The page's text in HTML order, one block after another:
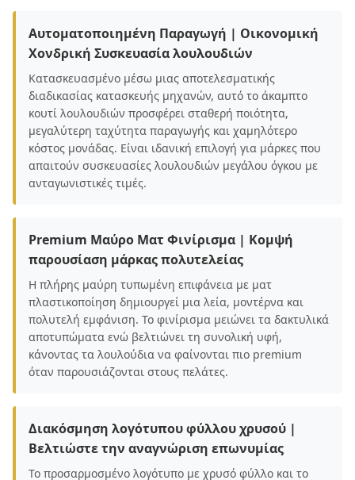
Αυτοματοποιημένη Παραγωγή | Οικονομική
Χονδρική Συσκευασία λουλουδιών
Κατασκευασμένο μέσω μιας αποτελεσματικής
διαδικασίας κατασκευής μηχανών, αυτό το άκαμπτο
κουτί λουλουδιών προσφέρει σταθερή ποιότητα,
μεγαλύτερη ταχύτητα παραγωγής και χαμηλότερο
κόστος μονάδας. Είναι ιδανική επιλογή για μάρκες που
απαιτούν συσκευασίες λουλουδιών μεγάλου όγκου με
ανταγωνιστικές τιμές.
Premium Μαύρο Ματ Φινίρισμα | Κομψή
παρουσίαση μάρκας πολυτελείας
Η πλήρης μαύρη τυπωμένη επιφάνεια με ματ
πλαστικοποίηση δημιουργεί μια λεία, μοντέρνα και
πολυτελή εμφάνιση. Το φινίρισμα μειώνει τα δακτυλικά
αποτυπώματα ενώ βελτιώνει τη συνολική υφή,
κάνοντας τα λουλούδια να φαίνονται πιο premium
όταν παρουσιάζονται στους πελάτες.
Διακόσμηση λογότυπου φύλλου χρυσού |
Βελτιώστε την αναγνώριση επωνυμίας
Το προσαρμοσμένο λογότυπο με χρυσό φύλλο και το